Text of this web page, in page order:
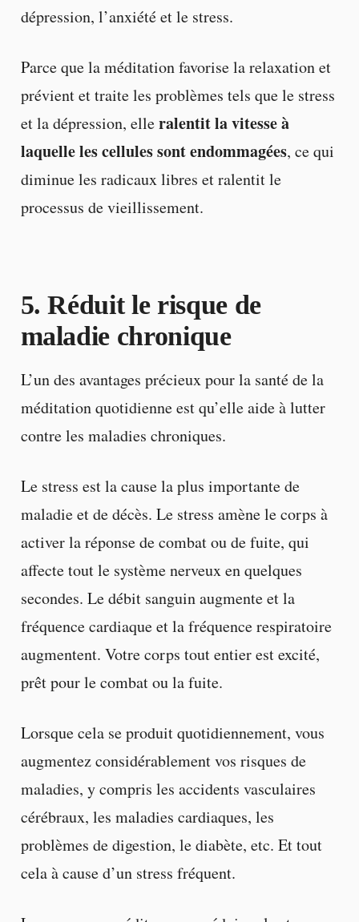
dépression, l’anxiété et le stress.
Parce que la méditation favorise la relaxation et
prévient et traite les problèmes tels que le stress
et la dépression, elleralentit la vitesse à
laquelle les cellules sont endommagées, ce qui
diminue les radicaux libres et ralentit le
processus de vieillissement.
5. Réduit le risque de
maladie chronique
L’un des avantages précieux pour la santé de la
méditation quotidienne est qu’elle aide à lutter
contre les maladies chroniques.
Le stress est la cause la plus importante de
maladie et de décès. Le stress amène le corps à
activer la réponse de combat ou de fuite, qui
affecte tout le système nerveux en quelques
secondes. Le débit sanguin augmente et la
fréquence cardiaque et la fréquence respiratoire
augmentent. Votre corps tout entier est excité,
prêt pour le combat ou la fuite.
Lorsque cela se produit quotidiennement, vous
augmentez considérablement vos risques de
maladies, y compris les accidents vasculaires
cérébraux, les maladies cardiaques, les
problèmes de digestion, le diabète, etc. Et tout
cela à cause d’un stress fréquent.